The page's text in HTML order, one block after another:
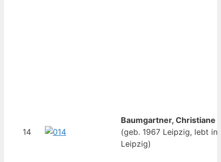
14
Baumgartner, Christiane
(geb. 1967 Leipzig, lebt in
Leipzig)